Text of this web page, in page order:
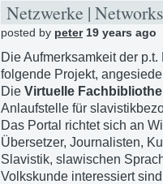
Netzwerke |
posted by peter19 years ago
Die Aufmerksamkeit der
folgende Projekt,
Die Virtuelle
Anlaufstelle für
Das Portal richtet sich an
Übersetzer, Journalisten,
Slavistik, slawischen
Volkskunde interessiert